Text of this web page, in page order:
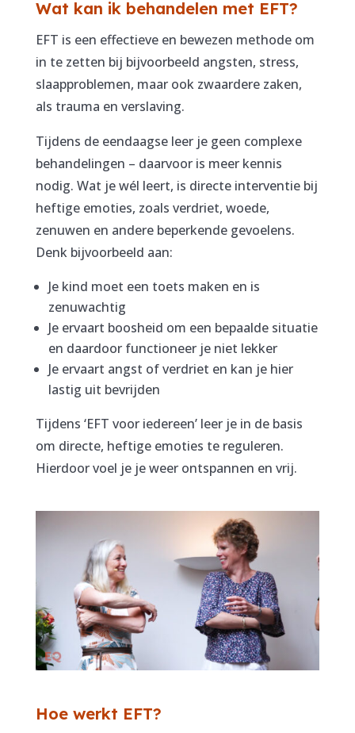
Wat kan ik behandelen met EFT?
EFT is een effectieve en bewezen methode om
in te zetten bij bijvoorbeeld angsten, stress,
slaapproblemen, maar ook zwaardere zaken,
als trauma en verslaving.
Tijdens de eendaagse leer je geen complexe
behandelingen – daarvoor is meer kennis
nodig. Wat je wél leert, is directe interventie bij
heftige emoties, zoals verdriet, woede,
zenuwen en andere beperkende gevoelens.
Denk bijvoorbeeld aan:
Je kind moet een toets maken en is
zenuwachtig
Je ervaart boosheid om een bepaalde situatie
en daardoor functioneer je niet lekker
Je ervaart angst of verdriet en kan je hier
lastig uit bevrijden
Tijdens ‘EFT voor iedereen’ leer je in de basis
om directe, heftige emoties te reguleren.
Hierdoor voel je je weer ontspannen en vrij.
Hoe werkt EFT?